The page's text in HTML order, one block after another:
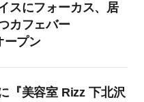
スにフォーカス、居
カフェバー
ープン
『美容室 Rizz 下北沢